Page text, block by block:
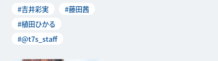
#吉井彩実
#藤田茜
#植田ひかる
#@t7s_staff